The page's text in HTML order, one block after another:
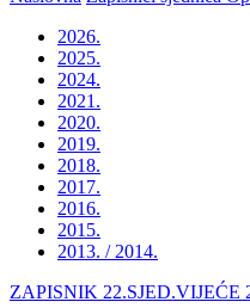
2026.
2025.
2024.
2021.
2020.
2019.
2018.
2017.
2016.
2015.
2013. / 2014.
ZAPISNIK 22.SJED.VIJEĆE